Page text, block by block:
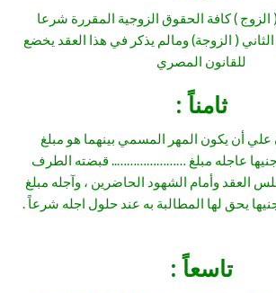
الزوج ) كافة الحقوق الزوجية المقررة شرعا
( الزوجة) ومالم يذكر في هذا العقد يخضع
للقانون المصري
ثامناً :
علي أن يكون المهر المسمي بينهما هو مبلغ
عاجله مبلغ ………………….. قبضته الطرف
العقد وأمام الشهود الحاضرين ، وآجله مبلغ
يحق لها المطالبة به عند حلول اجله شرعاً .
تاسعاً :